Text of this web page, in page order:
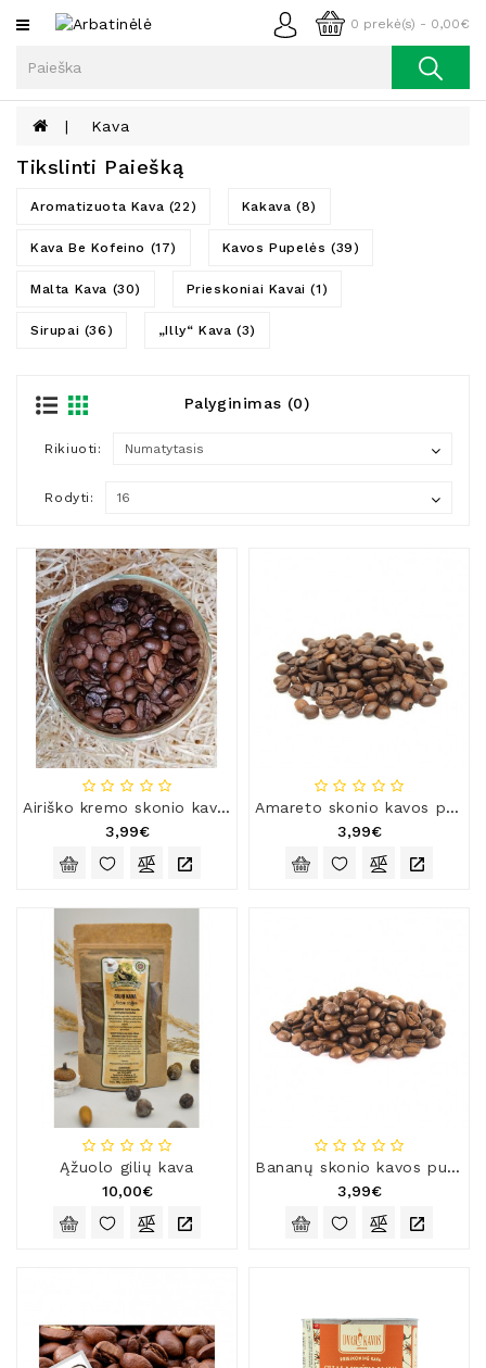
0 prekė(s) - 0,00€
Kategorijos
Kava
Prieskoniai
Aliejus
Sveikatai
Riešutai
Saldėsiai
Natūralios
Namų
Kvapai
Eteriniai
Aliejai
Kosmetika
Higienos
Priemonės
Kūdikiams
Pirties
Dovanos
Kava
Tikslinti Paiešką
Aromatizuota Kava (22) Kakava (8)
Kava Be Kofeino (17) Kavos Pupelės (39)
Malta Kava (30) Prieskoniai Kavai (1)
Sirupai (36) „Illy“ Kava (3)
Palyginimas (0)
Rikiuoti:
Rodyti:
Airiško kremo skonio kavos pupelės
3,99€
Amareto skonio kavos pupelės
3,99€
Ąžuolo gilių kava
10,00€
Bananų skonio kavos pupelės
3,99€